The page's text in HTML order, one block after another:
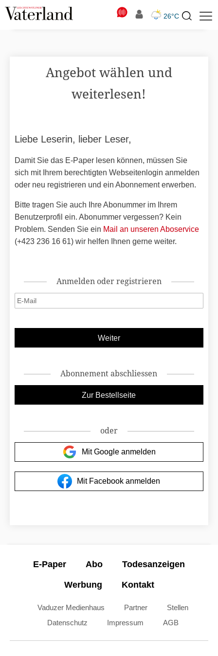
26°CSuchbegriff
Angebot wählen und
weiterlesen!
Liebe Leserin, lieber Leser,
Damit Sie das E-Paper lesen können, müssen Sie
sich mit Ihrem berechtigten Webseitenlogin anmelden
oder neu registrieren und ein Abonnement erwerben.
Bitte tragen Sie auch Ihre Abonummer im Ihrem
Benutzerprofil ein. Abonummer vergessen? Kein
Problem. Senden Sie ein Mail an unseren Aboservice
(+423 236 16 61) wir helfen Ihnen gerne weiter.
Anmelden oder registrieren
Abonnement abschliessen
oder
Mit Google anmelden
Mit Facebook anmelden
E-Paper Abo Todesanzeigen
Werbung Kontakt
Vaduzer Medienhaus Partner
Stellen
Datenschutz
Impressum AGB